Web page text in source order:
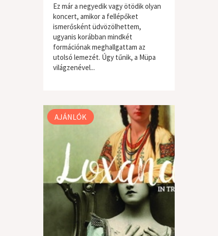
Ez már a negyedik vagy ötödik olyan
koncert, amikor a fellépőket
ismerősként üdvözölhettem,
ugyanis korábban mindkét
formációnak meghallgattam az
utolsó lemezét. Úgy tűnik, a Müpa
világzenével...
világzene / folk
AJÁNLÓK